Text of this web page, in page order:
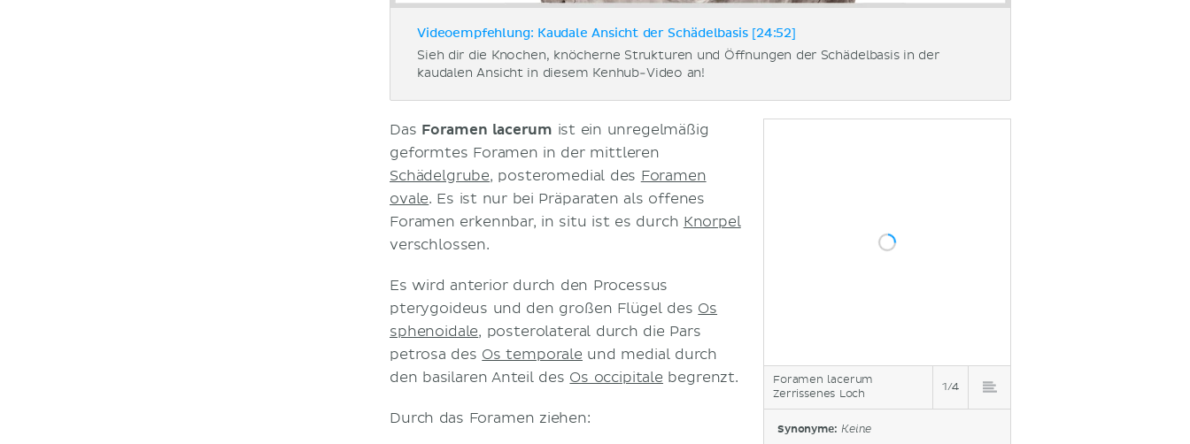
Videoempfehlung: Kaudale Ansicht der Schädelbasis [24:52]
Sieh dir die Knochen, knöcherne Strukturen und Öffnungen der Schädelbasis in der
kaudalen Ansicht in diesem Kenhub-Video an!
Foramen lacerum
Zerrissenes Loch
1/4
Synonyme: Keine
Das Foramen lacerum ist ein unregelmäßig
geformtes Foramen in der mittleren
Schädelgrube, posteromedial des Foramen
ovale. Es ist nur bei Präparaten als offenes
Foramen erkennbar, in situ ist es durch Knorpel
verschlossen.
Es wird anterior durch den Processus
pterygoideus und den großen Flügel des Os
sphenoidale, posterolateral durch die Pars
petrosa des Os temporale und medial durch
den basilaren Anteil des Os occipitale begrenzt.
Durch das Foramen ziehen: